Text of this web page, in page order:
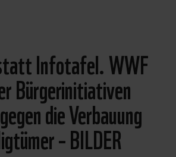
Infotafel. WWF
Bürgerinitiativen
die Verbauung
– BILDER